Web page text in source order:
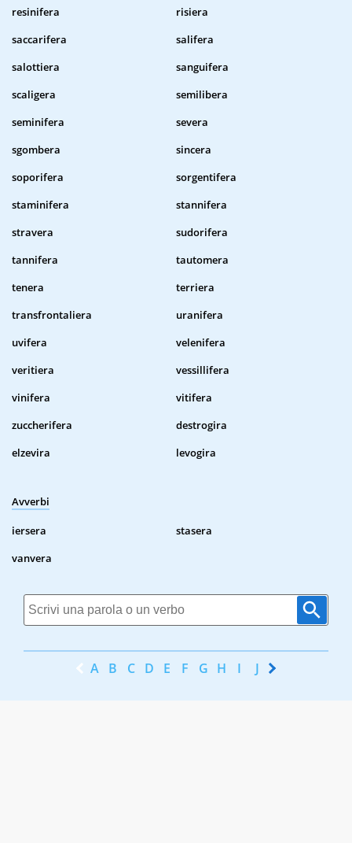
resinifera
risiera
saccarifera
salifera
salottiera
sanguifera
scaligera
semilibera
seminifera
severa
sgombera
sincera
soporifera
sorgentifera
staminifera
stannifera
stravera
sudorifera
tannifera
tautomera
tenera
terriera
transfrontaliera
uranifera
uvifera
velenifera
veritiera
vessillifera
vinifera
vitifera
zuccherifera
destrogira
elzevira
levogira
Avverbi
iersera
stasera
vanvera
A B C D E F G H I J K